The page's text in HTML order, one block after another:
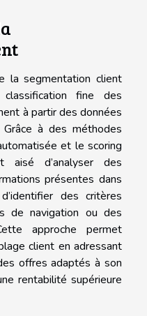
la segmentation client
fine des
à partir des données
à des méthodes
et le scoring
aisé d’analyser des
présentes dans
des critères
de navigation ou des
approche permet
client en adressant
offres adaptés à son
rentabilité supérieure